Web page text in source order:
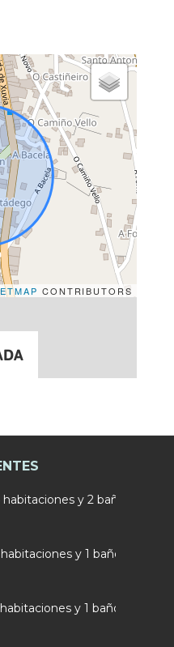
CONTRIBUTORS
y 2 baños en
y 1 baños en
y 1 baños en